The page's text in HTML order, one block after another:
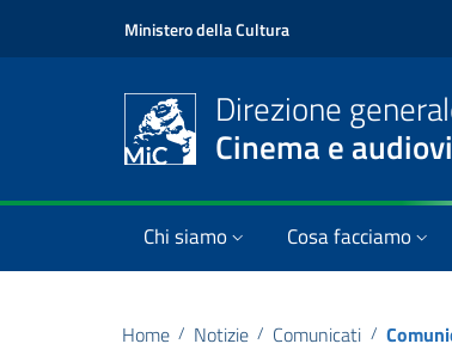
Ministero della Cultura
Direzione
Cinema e
Chi siamo Cosa facciamo
Home / Notizie / Comunicati /